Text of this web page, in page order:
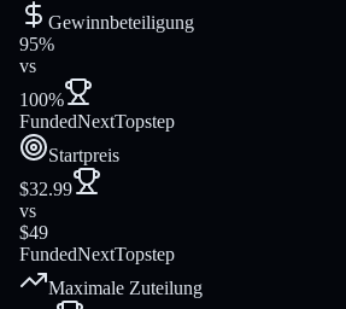
Gewinnbeteiligung
95%
vs
100%
FundedNextTopstep
Startpreis
$32.99
vs
$49
FundedNextTopstep
Maximale Zuteilung